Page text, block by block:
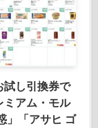
試し引換券で
ミアム・モル
」「アサヒ ゴ